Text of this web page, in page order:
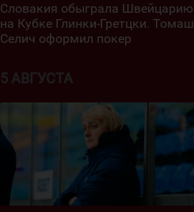
Словакия обыграла Швейцарию
на Кубке Глинки-Гретцки. Томаш
Селич оформил покер
5 АВГУСТА